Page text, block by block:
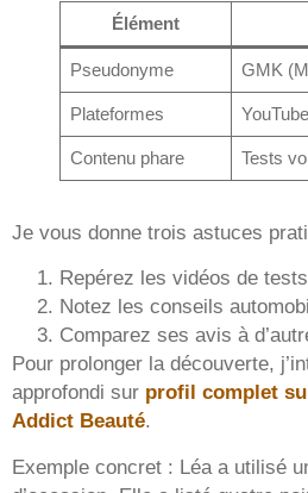
Élément
Pseudonyme GMK
Plateformes
Contenu phare Tests
Je vous donne trois astuces
Repérez les vidéos de
Notez les conseils
Comparez ses avis à
Pour prolonger la découverte,
approfondi sur profil complet
Addict Beauté.
Exemple concret : Léa a utilisé